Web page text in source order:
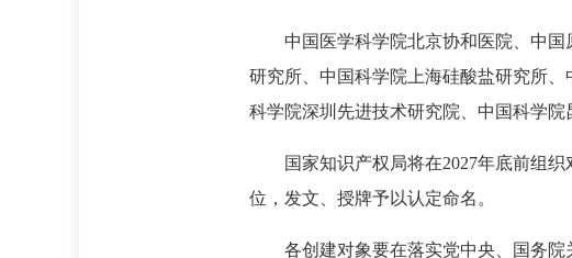
中国医学科学院北京协和医院、中
研究所、中国科学院上海硅酸盐研究所
科学院深圳先进技术研究院、中国科学院
国家知识产权局将在2027年底前组
位，发文、授牌予以认定命名。
各创建对象要在落实党中央、国务